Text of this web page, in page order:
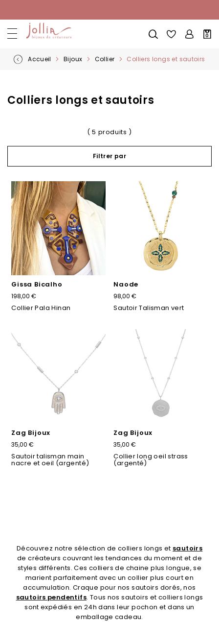
au
contenu
Mon
0
Accueil Bijoux Collier Colliers longs et sautoirs
Colliers longs et sautoirs
Gissa Bicalho
198,00 €
Collier Pala Hinan
Naode
98,00 €
Sautoir Talisman vert
Zag Bijoux
35,00 €
Sautoir talisman main
nacre et oeil (argenté)
Zag Bijoux
35,00 €
Collier long oeil strass
(argenté)
Découvrez notre sélection de colliers longs et sautoirs
de créateurs couvrant les tendances du moment et de
styles différents. Ces colliers de chaine plus longue, se
marient parfaitement avec un collier plus court en
accumulation. Craque pour nos sautoirs dorés, nos
sautoirs pendentifs. Tous nos sautoirs et colliers longs
sont expédiés en 24h dans leur pochon et dans un
emballage cadeau.
( 5 produits )
Filtrer par